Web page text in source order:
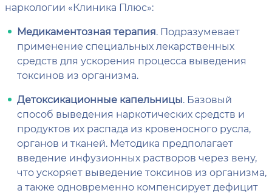
наркологии «Клиника Плюс»:
Медикаментозная терапия. Подразумевает
применение специальных лекарственных
средств для ускорения процесса выведения
токсинов из организма.
Детоксикационные капельницы. Базовый
способ выведения наркотических средств и
продуктов их распада из кровеносного русла,
органов и тканей. Методика предполагает
введение инфузионных растворов через вену,
что ускоряет выведение токсинов из организма,
а также одновременно компенсирует дефицит